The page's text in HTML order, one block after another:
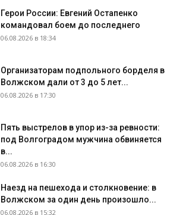
Герои России: Евгений Остапенко
командовал боем до последнего
06.08.2026 в 18:34
Организаторам подпольного борделя в
Волжском дали от 3 до 5 лет...
06.08.2026 в 17:30
Пять выстрелов в упор из-за ревности:
под Волгоградом мужчина обвиняется
в...
06.08.2026 в 16:30
Наезд на пешехода и столкновение: в
Волжском за один день произошло...
06.08.2026 в 15:32